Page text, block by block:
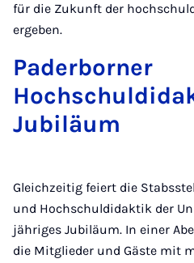
für die Zukunft der
ergeben.
Paderborner
Jubiläum
Gleichzeitig feiert die
und Hochschuldidaktik der
jähriges Jubiläum. In einer
die Mitglieder und Gäste mit